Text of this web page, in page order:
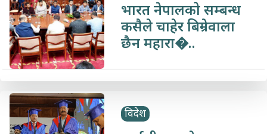
भारत नेपालको सम्बन्ध
कसैले चाहेर बिग्रनेवाला
छैन महारा�..
विदेश